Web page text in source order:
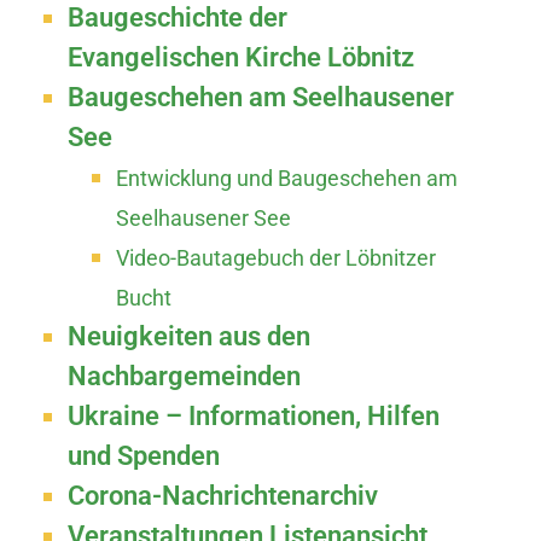
Baugeschichte der
Evangelischen Kirche Löbnitz
Baugeschehen am Seelhausener
See
Entwicklung und Baugeschehen am
Seelhausener See
Video-Bautagebuch der Löbnitzer
Bucht
Neuigkeiten aus den
Nachbargemeinden
Ukraine – Informationen, Hilfen
und Spenden
Corona-Nachrichtenarchiv